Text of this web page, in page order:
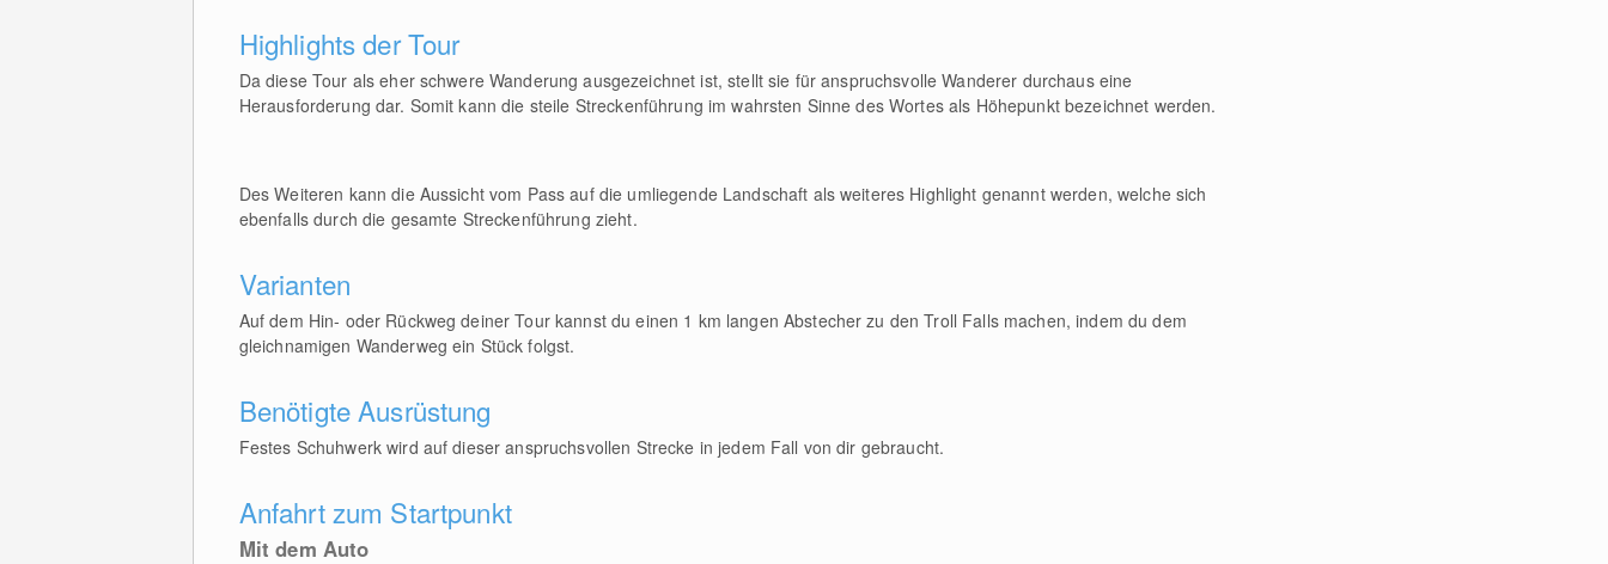
Highlights der Tour
Da diese Tour als eher schwere Wanderung ausgezeichnet ist, stellt sie für anspruchsvolle Wanderer durchaus eine
Herausforderung dar. Somit kann die steile Streckenführung im wahrsten Sinne des Wortes als Höhepunkt bezeichnet werden.
Des Weiteren kann die Aussicht vom Pass auf die umliegende Landschaft als weiteres Highlight genannt werden, welche sich
ebenfalls durch die gesamte Streckenführung zieht.
Varianten
Auf dem Hin- oder Rückweg deiner Tour kannst du einen 1 km langen Abstecher zu den Troll Falls machen, indem du dem
gleichnamigen Wanderweg ein Stück folgst.
Benötigte Ausrüstung
Festes Schuhwerk wird auf dieser anspruchsvollen Strecke in jedem Fall von dir gebraucht.
Anfahrt zum Startpunkt
Mit dem Auto